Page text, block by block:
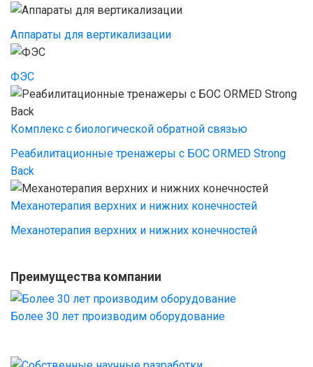
Аппараты для вертикализации
ФЭС
Комплекс с биологической обратной связью
Реабилитационные тренажеры с БОС ORMED Strong
Back
Механотерапия верхних и нижних конечностей
Механотерапия верхних и нижних конечностей
Преимущества компании
Более 30 лет производим оборудование